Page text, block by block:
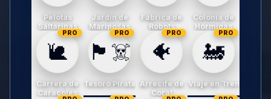
Pelotas
Saltarinas
Jardín de
Mariposas
Fábrica de
Robots
Colonia de
Hormigas
🐌
PRO
Carrera de
Caracoles
🏴‍☠️
PRO
Tesoro Pirata
🐠
PRO
Arrecife de
Coral
🚂
PRO
Viaje en Tren